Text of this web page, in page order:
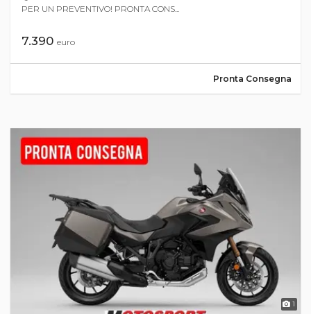
PER UN PREVENTIVO! PRONTA CONS...
7.390 euro
Pronta Consegna
1